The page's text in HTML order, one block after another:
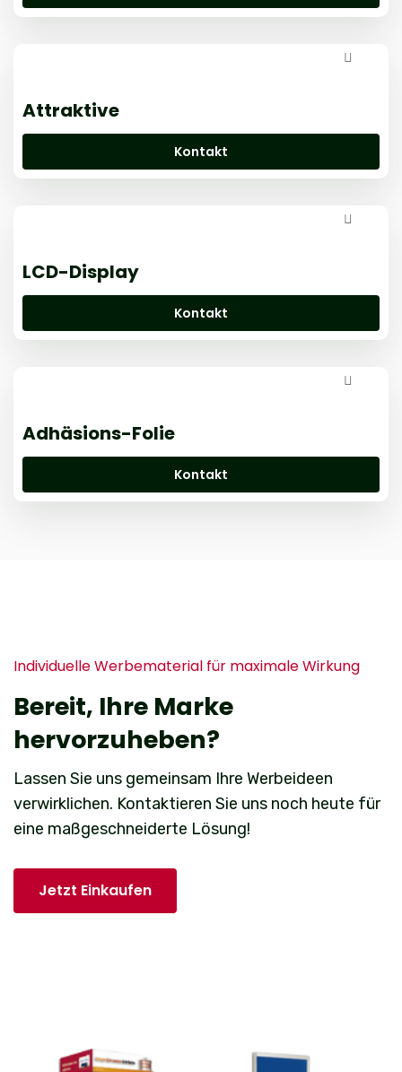
Attraktive
Kontakt
LCD-Display
Kontakt
Adhäsions-Folie
Kontakt
Individuelle Werbematerial für maximale Wirkung
Bereit, Ihre Marke
hervorzuheben?
Lassen Sie uns gemeinsam Ihre Werbeideen
verwirklichen. Kontaktieren Sie uns noch heute für
eine maßgeschneiderte Lösung!
Jetzt Einkaufen